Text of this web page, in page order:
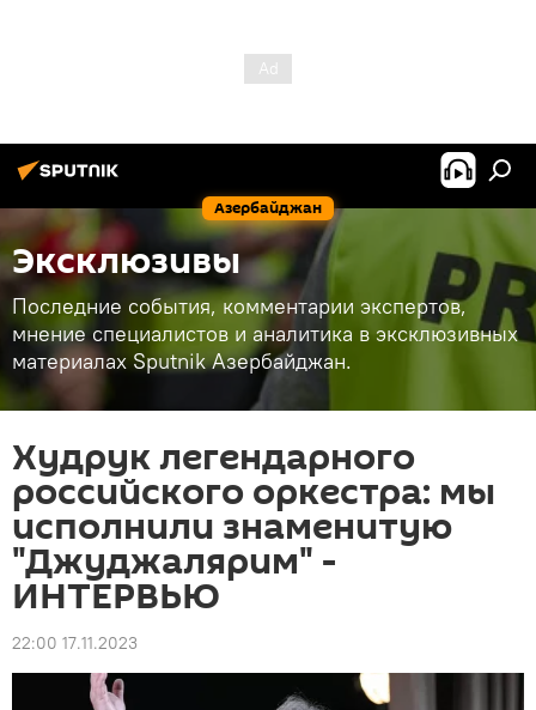
Азербайджан
Эксклюзивы
Последние события, комментарии экспертов,
мнение специалистов и аналитика в эксклюзивных
материалах Sputnik Азербайджан.
Худрук легендарного
российского оркестра: мы
исполнили знаменитую
"Джуджалярим" -
ИНТЕРВЬЮ
22:00 17.11.2023